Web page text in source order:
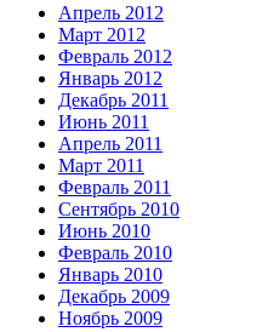
Апрель 2012
Март 2012
Февраль 2012
Январь 2012
Декабрь 2011
Июнь 2011
Апрель 2011
Март 2011
Февраль 2011
Сентябрь 2010
Июнь 2010
Февраль 2010
Январь 2010
Декабрь 2009
Ноябрь 2009